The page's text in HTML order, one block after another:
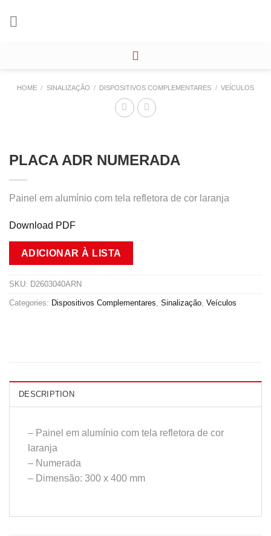
HOME / SINALIZAÇÃO / DISPOSITIVOS COMPLEMENTARES / VEÍCULOS
PLACA ADR NUMERADA
Painel em alumínio com tela refletora de cor laranja
Download PDF
ADICIONAR À LISTA
SKU: D2603040ARN
Categories: Dispositivos Complementares Sinalização Veículos
DESCRIPTION
– Painel em alumínio com tela refletora de cor
laranja
– Numerada
– Dimensão: 300 x 400 mm